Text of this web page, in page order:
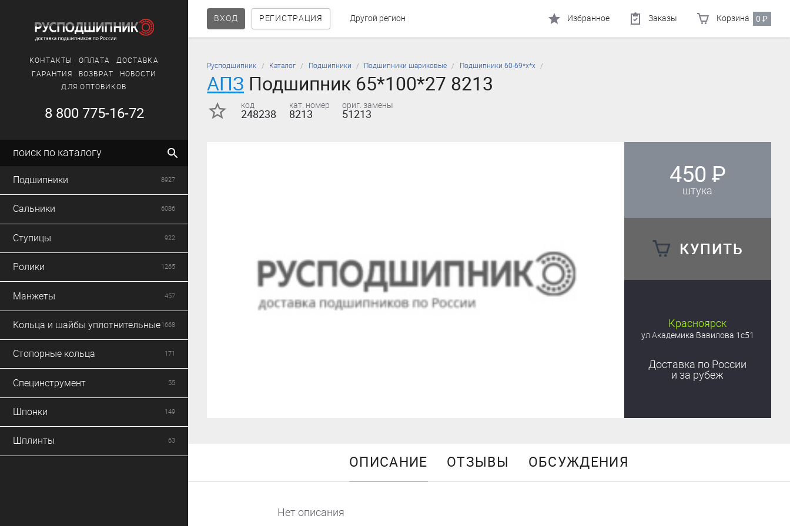
ВХОД РЕГИСТРАЦИЯ Другой регион Избранное Заказы Корзина 0₽
КОНТАКТЫ ОПЛАТА
ДОСТАВКА
ГАРАНТИЯ
ВОЗВРАТ
НОВОСТИ
ДЛЯ ОПТОВИКОВ
8 800 775-16-72
поиск по каталогу
Подшипники 8927
Сальники 6086
Ступицы 922
Ролики 1265
Манжеты 457
Кольца и шайбы уплотнительные1668
Стопорные кольца 171
Специнструмент 55
Шпонки 149
Шплинты 63
Русподшипник Каталог Подшипники Подшипники шариковые Подшипники 60-69*х*х
АПЗ Подшипник 65*100*27 8213
код
248238
кат. номер
8213
ориг. замены
51213
450 ₽
штука
КУПИТЬ
Красноярск
ул Академика Вавилова 1с51
Доставка по России
и за рубеж
ОПИСАНИЕ ОТЗЫВЫ ОБСУЖДЕНИЯ
Нет описания